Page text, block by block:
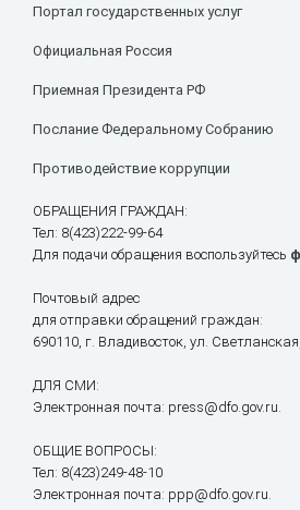
Портал государственных услуг
Официальная Россия
Приемная Президента РФ
Послание Федеральному Собранию
Противодействие коррупции
ОБРАЩЕНИЯ ГРАЖДАН:
Тел: 8(423)222-99-64
Для подачи обращения воспользуйтесь
Почтовый адрес
для отправки обращений граждан:
690110, г. Владивосток, ул.
ДЛЯ СМИ:
Электронная почта: press@dfo.gov.ru.
ОБЩИЕ ВОПРОСЫ:
Тел: 8(423)249-48-10
Электронная почта: ppp@dfo.gov.ru.